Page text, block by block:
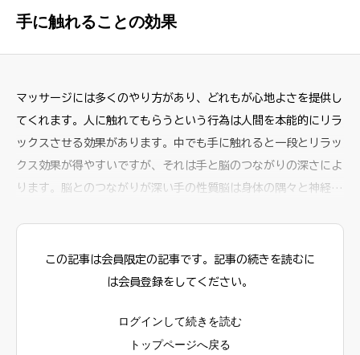
手に触れることの効果
マッサージには多くのやり方があり、どれもが心地よさを提供し
てくれます。人に触れてもらうという行為は人間を本能的にリラ
ックスさせる効果があります。中でも手に触れると一段とリラッ
クス効果が得やすいですが、それは手と脳のつながりの深さによ
ります。脳とのつながりが深い手の性質脳は身体の隅々と神経を
は傷めた場所ではなくて脳です。人の身体は傷めた場所から神経
を介して脳に電気信号が届くことで痛みを知覚できる仕組みにな
この記事は会員限定の記事です。記事の続きを読むに
は会員登録をしてください。
ログインして続きを読む
トップページへ戻る